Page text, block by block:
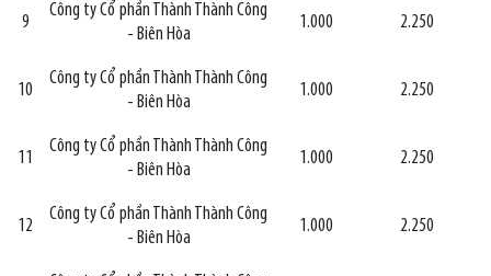
9
Công ty Cổ phần Thành Thành Công
- Biên Hòa
1.000 2.250
10
Công ty Cổ phần Thành Thành Công
- Biên Hòa
1.000 2.250
11
Công ty Cổ phần Thành Thành Công
- Biên Hòa
1.000 2.250
12
Công ty Cổ phần Thành Thành Công
- Biên Hòa
1.000 2.250